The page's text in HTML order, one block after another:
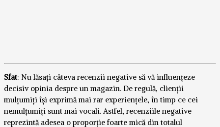
Sfat: Nu lăsați câteva recenzii negative să vă influențeze
decisiv opinia despre un magazin. De regulă, clienții
mulțumiți își exprimă mai rar experiențele, în timp ce cei
nemulțumiți sunt mai vocali. Astfel, recenziile negative
reprezintă adesea o proporție foarte mică din totalul